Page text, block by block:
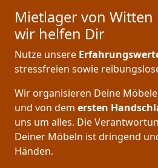
Mietlager von Witten
wir helfen Dir
Nutze unsere
stressfreien sowie
Wir organisieren Deine
und von dem ersten
uns um alles. Die
Deiner Möbeln ist dringend
Händen.